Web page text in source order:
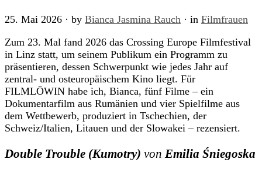
25. Mai 2026 · by Bianca Jasmina Rauch · in Filmfrauen
Zum 23. Mal fand 2026 das Crossing Europe Filmfestival
in Linz statt, um seinem Publikum ein Programm zu
präsentieren, dessen Schwerpunkt wie jedes Jahr auf
zentral- und osteuropäischem Kino liegt. Für
FILMLÖWIN habe ich, Bianca, fünf Filme – ein
Dokumentarfilm aus Rumänien und vier Spielfilme aus
dem Wettbewerb, produziert in Tschechien, der
Schweiz/Italien, Litauen und der Slowakei – rezensiert.
Double Trouble (Kumotry) von Emilia Śniegoska